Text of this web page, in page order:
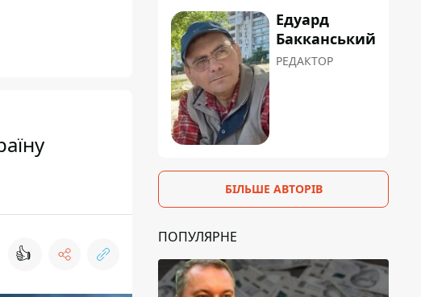
👍
Едуард
Бакканський
РЕДАКТОР
БІЛЬШЕ АВТОРІВ
ПОПУЛЯРНЕ